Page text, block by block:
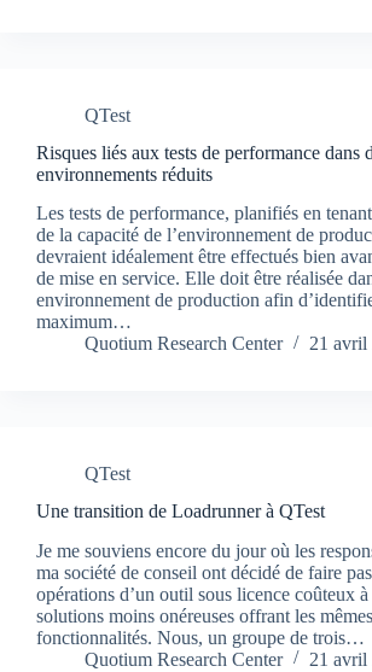
QTest
Risques liés aux tests de performance dans
environnements réduits
Les tests de performance, planifiés en
de la capacité de l’environnement de
devraient idéalement être effectués bien
de mise en service. Elle doit être réalisée
environnement de production afin
maximum…
Quotium Research Center
21 avril
QTest
Une transition de Loadrunner à QTest
Je me souviens encore du jour où les
ma société de conseil ont décidé de faire
opérations d’un outil sous licence coûteux à
solutions moins onéreuses offrant les mêmes
fonctionnalités. Nous, un groupe de trois…
Quotium Research Center
21 avril